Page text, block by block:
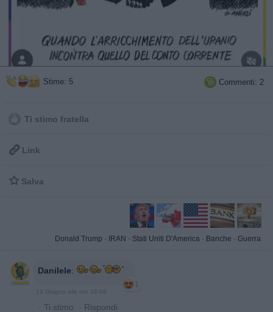
Stime: 5  Commenti: 2
Ti stimo fratella
 Link
 Salva
Donald Trump · IRAN · Stati Uniti D'America · Banche · Guerra
Danilele:
1
19 Giugno alle ore 16:08
· Ti stimo · Rispondi